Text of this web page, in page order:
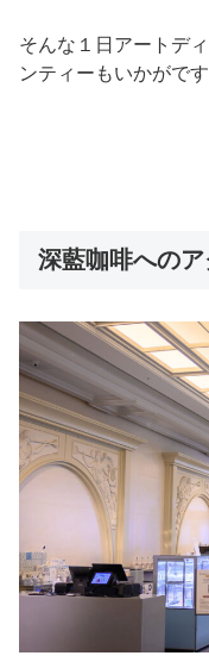
そんな１日アートデ
ンティーもいかがで
深藍咖啡への